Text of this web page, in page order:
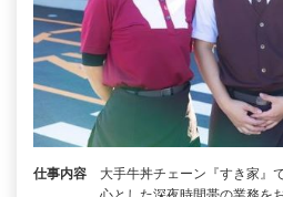
仕事内容
大手牛丼チェーン『すき家』